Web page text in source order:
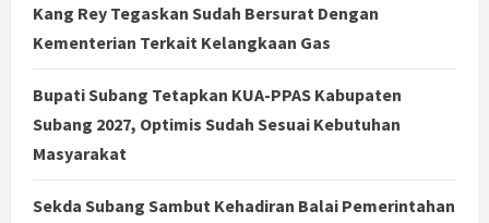
Kang Rey Tegaskan Sudah Bersurat Dengan
Kementerian Terkait Kelangkaan Gas
Bupati Subang Tetapkan KUA-PPAS Kabupaten
Subang 2027, Optimis Sudah Sesuai Kebutuhan
Masyarakat
Sekda Subang Sambut Kehadiran Balai Pemerintahan